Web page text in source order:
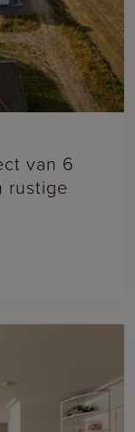
van 6
rustige